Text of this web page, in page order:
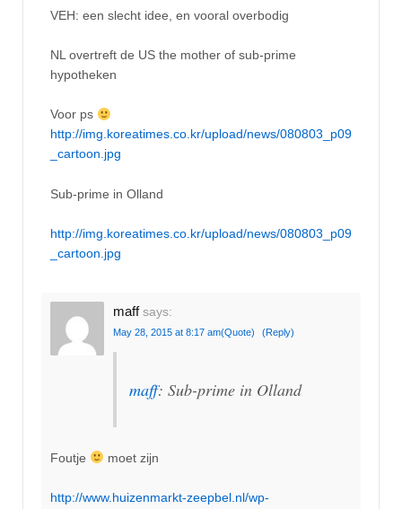
VEH: een slecht idee, en vooral overbodig
NL overtreft de US the mother of sub-prime
hypotheken
Voor ps
http://img.koreatimes.co.kr/upload/news/080803_p09
_cartoon.jpg
Sub-prime in Olland
http://img.koreatimes.co.kr/upload/news/080803_p09
_cartoon.jpg
maff says:
May 28, 2015 at 8:17 am(Quote) (Reply)
maff: Sub-prime in Olland
Foutje moet zijn
http://www.huizenmarkt-zeepbel.nl/wp-